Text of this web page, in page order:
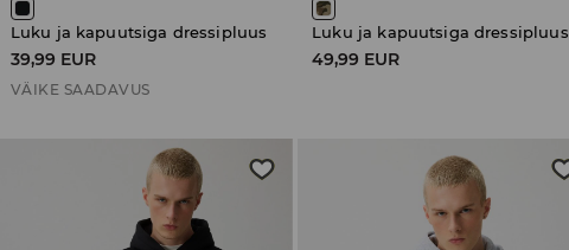
Luku ja kapuutsiga dressipluus
39,99 EUR
VÄIKE SAADAVUS
Luku ja kapuutsiga dressipluus
49,99 EUR